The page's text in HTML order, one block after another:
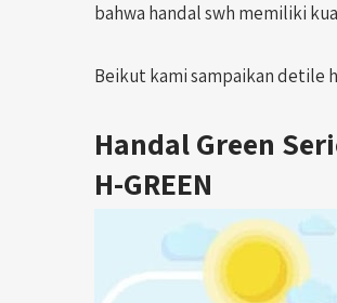
bahwa handal swh memiliki
Beikut kami sampaikan detile
Handal Green
H-GREEN